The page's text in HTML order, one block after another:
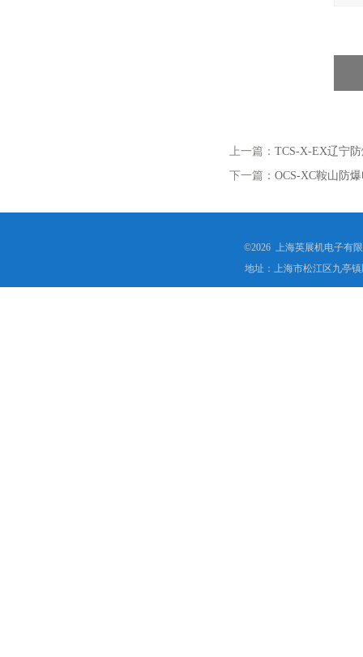
上一篇： TCS-X-EX辽宁
下一篇： OCS-XC鞍山防
©2026 上海英展机电子有
地址：上海市松江区九亭镇